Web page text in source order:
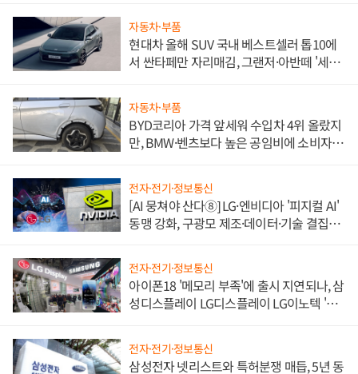
자동차·부품
현대차 올해 SUV 국내 베스트셀러 톱10에
서 싼타페만 자리매김, 그랜저·아반떼 '세단
자동차·부품
BYD코리아 가격 앞세워 수입차 4위 올랐지
만, BMW·벤츠보다 높은 공임비에 소비자
전자·전기·정보통신
[AI 뭉쳐야 산다⑧] LG·엔비디아 '피지컬 AI'
동맹 강화, 구광모 제조·데이터·기술 결집
전자·전기·정보통신
아이폰18 '메모리 부족'에 출시 지연되나, 삼
성디스플레이 LG디스플레이 LG이노텍 '탈
전자·전기·정보통신
삼성전자 넷리스트와 특허분쟁 매듭, 5년 동